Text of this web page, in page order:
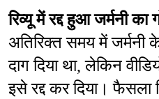
रिव्यू में रद्द हुआ जर्मनी का
अतिरिक्त समय में जर्मनी
दाग दिया था, लेकिन
इसे रद्द कर दिया। फैसला